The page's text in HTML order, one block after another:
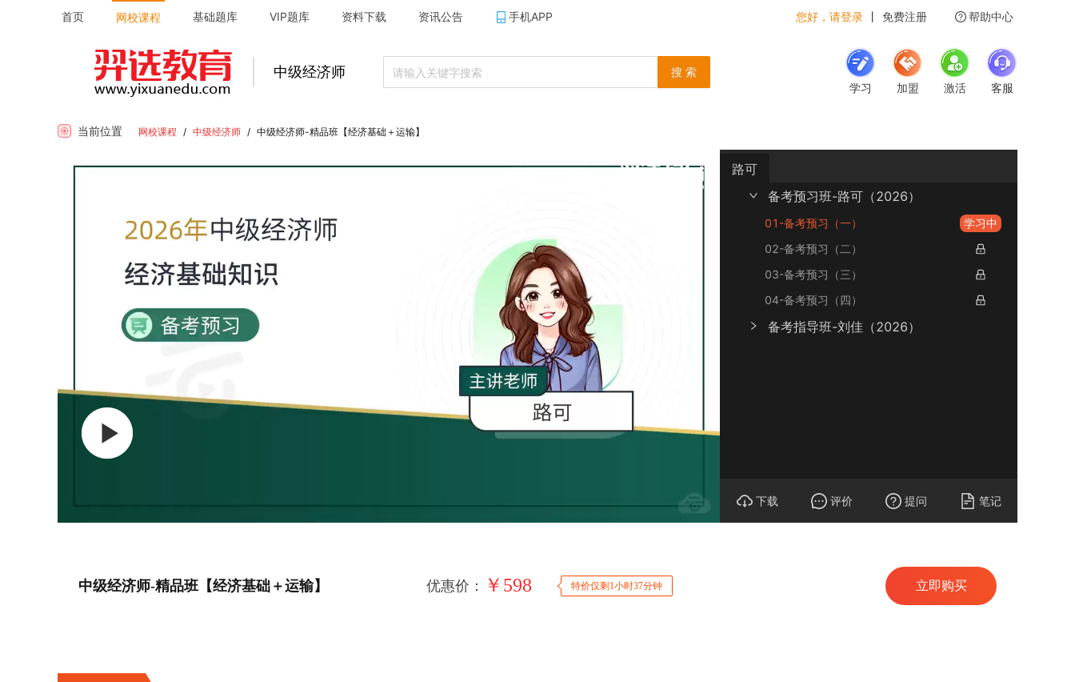
首页 网校课程 基础题库 VIP题库 资料下载 资讯公告 手机APP 您好，请登录 丨 免费注册 帮助中心
中级经济师
搜 索
学习
加盟 激活 客服
当前位置 网校课程 / 中级经济师 / 中级经济师-精品班【经济基础＋运输】
路可
备考预习班-路可（2026）
01-备考预习（一）
学习中
02-备考预习（二）
03-备考预习（三）
04-备考预习（四）
备考指导班-刘佳（2026）
下载 评价 提问 笔记
中级经济师-精品班【经济基础＋运输】 优惠价： ￥ 598 特价仅剩1小时37分钟 立即购买